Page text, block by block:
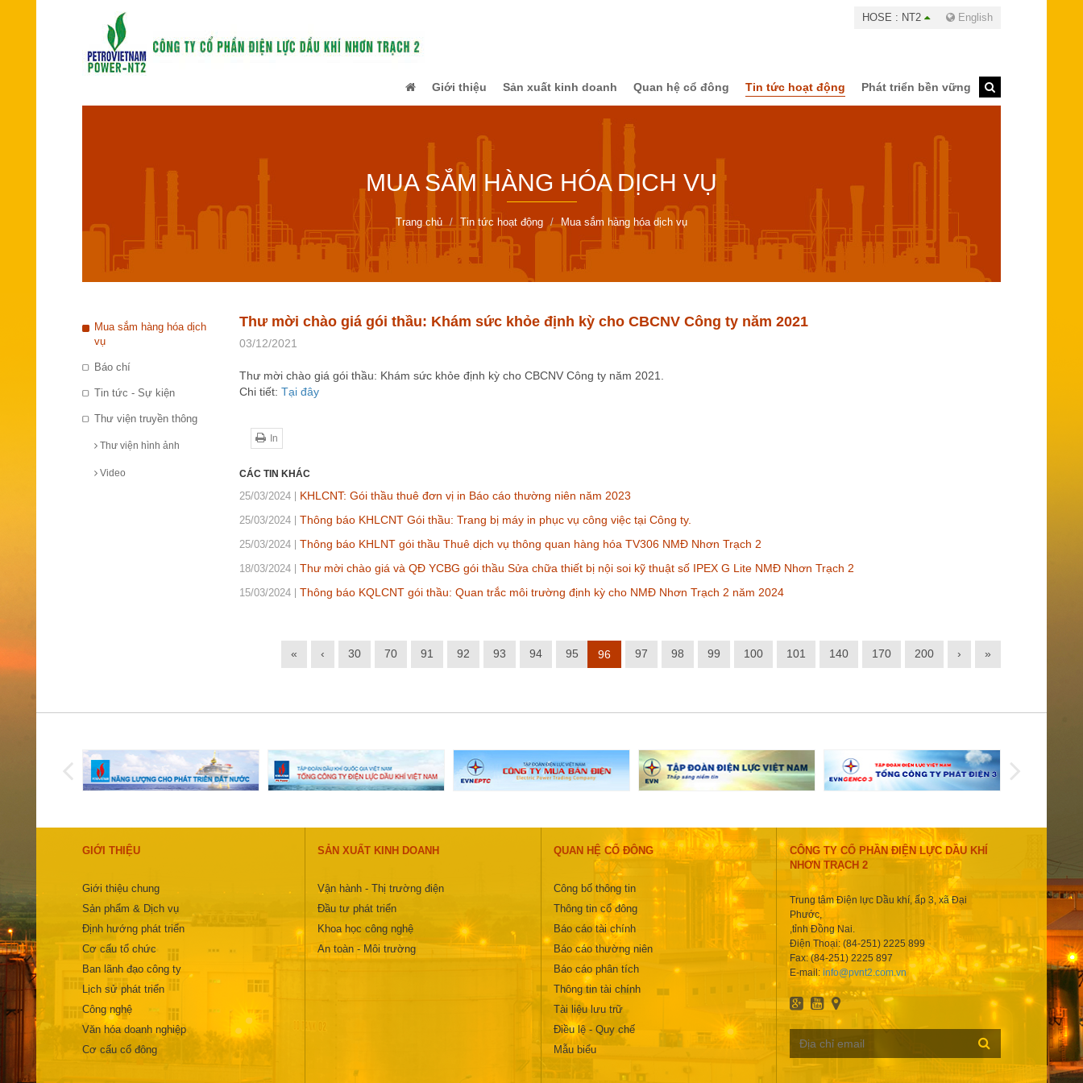
HOSE : NT2 English
Giới thiệu Sản xuất kinh doanh Quan hệ cổ đông Tin tức hoạt động Phát triển bền vững
MUA SẮM HÀNG HÓA DỊCH VỤ
Trang chủ Tin tức hoạt động Mua sắm hàng hóa dịch vụ
Mua sắm hàng hóa dịch
vụ
Báo chí
Tin tức - Sự kiện
Thư viện truyền thông
Thư viện hình ảnh
Video
Thư mời chào giá gói thầu: Khám sức khỏe định kỳ cho CBCNV Công ty năm 2021
03/12/2021
Thư mời chào giá gói thầu: Khám sức khỏe định kỳ cho CBCNV Công ty năm 2021.
Chi tiết: Tại đây
In
CÁC TIN KHÁC
25/03/2024 KHLCNT: Gói thầu thuê đơn vị in Báo cáo thường niên năm 2023
25/03/2024 Thông báo KHLCNT Gói thầu: Trang bị máy in phục vụ công việc tại Công ty.
25/03/2024 Thông báo KHLNT gói thầu Thuê dịch vụ thông quan hàng hóa TV306 NMĐ Nhơn Trạch 2
18/03/2024 Thư mời chào giá và QĐ YCBG gói thầu Sửa chữa thiết bị nội soi kỹ thuật số IPEX G Lite NMĐ Nhơn Trạch 2
15/03/2024 Thông báo KQLCNT gói thầu: Quan trắc môi trường định kỳ cho NMĐ Nhơn Trạch 2 năm 2024
« ‹ 30 70 91 92 93 94 95 96 97 98 99 100 101 140 170 200 › »
GIỚI THIỆU
Giới thiệu chung
Sản phẩm & Dịch vụ
Định hướng phát triển
Cơ cấu tổ chức
Ban lãnh đạo công ty
Lịch sử phát triển
Công nghệ
Văn hóa doanh nghiệp
Cơ cấu cổ đông
SẢN XUẤT KINH DOANH
Vận hành - Thị trường điện
Đầu tư phát triển
Khoa học công nghệ
An toàn - Môi trường
QUAN HỆ CỔ ĐÔNG
Công bố thông tin
Thông tin cổ đông
Báo cáo tài chính
Báo cáo thường niên
Báo cáo phân tích
Thông tin tài chính
Tài liệu lưu trữ
Điều lệ - Quy chế
Mẫu biểu
CÔNG TY CỔ PHẦN ĐIỆN LỰC DẦU KHÍ
NHƠN TRẠCH 2
Trung tâm Điện lực Dầu khí, ấp 3, xã Đại
Phước,
,tỉnh Đồng Nai.
Điện Thoại: (84-251) 2225 899
Fax: (84-251) 2225 897
E-mail: info@pvnt2.com.vn